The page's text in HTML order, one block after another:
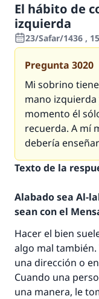
El hábito de
izquierda
23/Safar/1436 ,
Pregunta 3020
Mi sobrino
mano izquierda
momento él
recuerda. A mí
debería
Texto de la
Alabado sea Al-
sean con el
Hacer el bien
algo mal también.
una dirección o
Cuando una
una manera, le